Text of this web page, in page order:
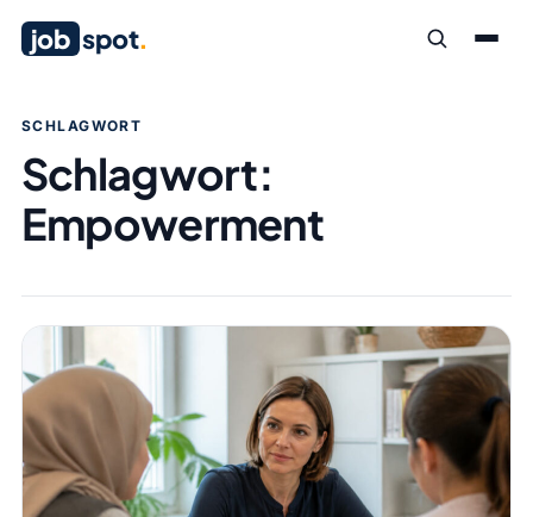
job spot.
SCHLAGWORT
Schlagwort:
Empowerment